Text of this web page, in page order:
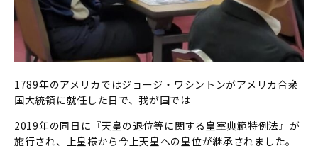
1789年のアメリカではジョージ・ワシントンがアメリカ合衆
国大統領に就任した日で、我が国では
2019年の同日に『天皇の退位等に関する皇室典範特例法』が
施行され、上皇様から今上天皇への皇位が継承されました。